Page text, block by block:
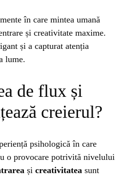
în care mintea umană
și creativitate maxime.
și a capturat atenția
lume.
de flux și
creierul?
psihologică în care
o provocare potrivită nivelului
și creativitatea sunt
a Încetinit Rotația
5 cele mai bune seriale